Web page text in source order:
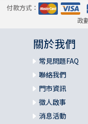
5-35節）
民族命運危在旦夕
調兵遣將智勇雙全
章1-13節）
密謀懷疑軍機外洩，
第二十計 指桑罵槐
付款方式：
政
關於我們
常見問題FAQ
聯絡我們
門市資訊
徵人啟事
消息活動